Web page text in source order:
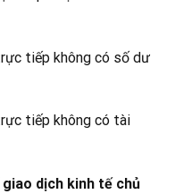
tiếp không có số dư
tiếp không có tài
dịch kinh tế chủ